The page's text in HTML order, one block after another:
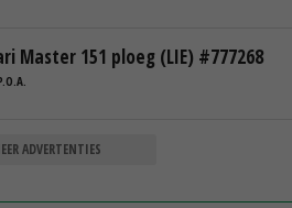
Master 151 ploeg (LIE) #777268
ADVERTENTIES